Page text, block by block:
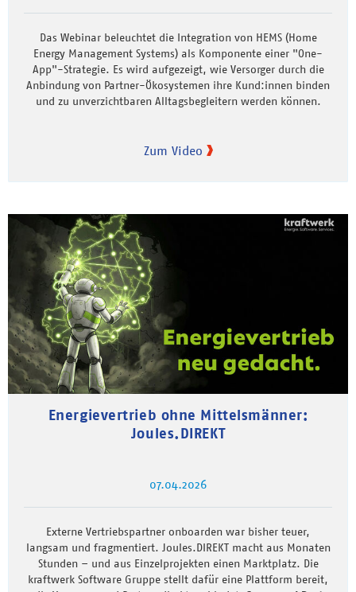
Das Webinar beleuchtet die Integration von HEMS (Home
Energy Management Systems) als Komponente einer "One-
App"-Strategie. Es wird aufgezeigt, wie Versorger durch die
Anbindung von Partner-Ökosystemen ihre Kund:innen binden
und zu unverzichtbaren Alltagsbegleitern werden können.
Zum Video
Energievertrieb ohne Mittelsmänner:
Joules.DIREKT
07.04.2026
Externe Vertriebspartner onboarden war bisher teuer,
langsam und fragmentiert. Joules.DIREKT macht aus Monaten
Stunden – und aus Einzelprojekten einen Marktplatz. Die
kraftwerk Software Gruppe stellt dafür eine Plattform bereit,